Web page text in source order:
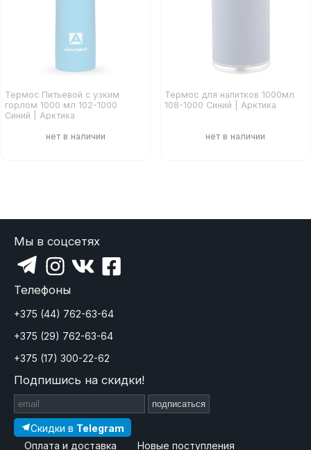
Термос Питьевой с узким
горлом 1000 мл 102-1000
Синий | Арктика
Термос для напитков 1000мл
108-1000 Синий | Арктика
Мы в соцсетях
Телефоны
+375 (44) 762-63-64
+375 (29) 762-63-64
+375 (17) 300-22-62
Подпишись на скидки!
подписаться
Скидки в Telegram
Оплата и доставка
Новые поступления